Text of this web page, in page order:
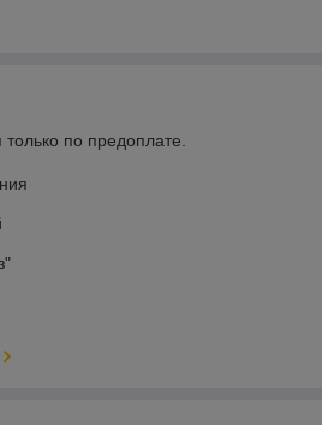
по предоплате.